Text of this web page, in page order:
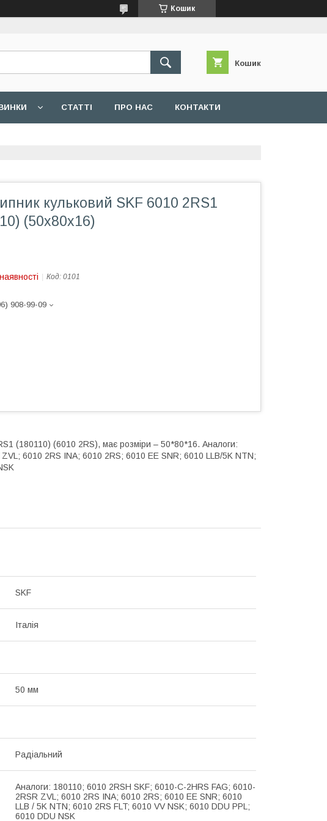
Кошик
Кошик
СТАТТІ ПРО НАС КОНТАКТИ
кульковий SKF 6010 2RS1
(50x80x16)
Код: 0101
908-99-09
(180110) (6010 2RS), має розміри – 50*80*16. Аналоги:
6010 2RS INA; 6010 2RS; 6010 EE SNR; 6010 LLB/5K NTN;
SKF
Італія
50 мм
Радіальний
Аналоги: 180110; 6010 2RSH SKF; 6010-C-2HRS FAG; 6010-
2RSR ZVL; 6010 2RS INA; 6010 2RS; 6010 EE SNR; 6010
LLB / 5K NTN; 6010 2RS FLT; 6010 VV NSK; 6010 DDU PPL;
6010 DDU NSK